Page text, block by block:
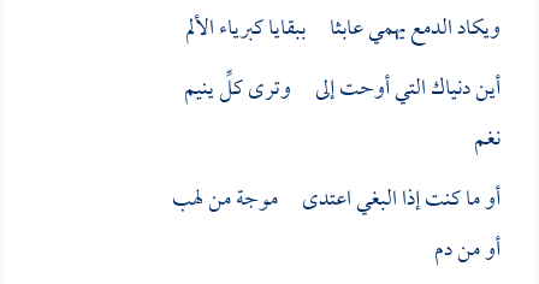
ويكاد الدمع يهمي عابثا ببقايا كبرياء الألم
أين دنياك التي أوحت إلى وترى كلِّ ينيم
نغم
أو ما كنت إذا البغي اعتدى موجة من لهب
أو من دم